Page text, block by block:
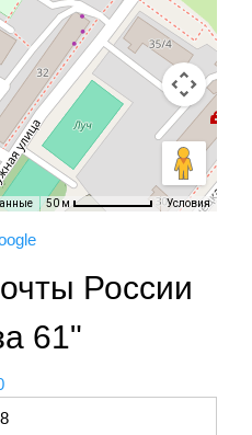
50 м Условия
России
61"